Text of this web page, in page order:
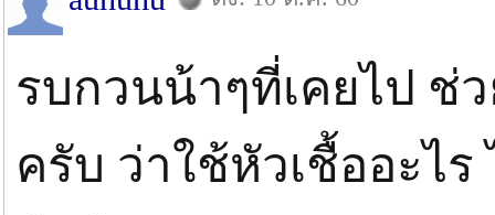
รบกวนน้าๆที่เคยไป ช่
ครับ ว่าใช้หัวเชื้ออะไ